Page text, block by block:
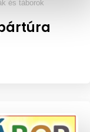
és táborok